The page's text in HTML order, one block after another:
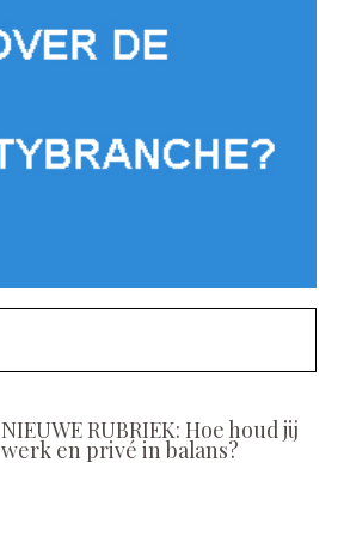
NIEUWE RUBRIEK: Hoe houd jij
werk en privé in balans?